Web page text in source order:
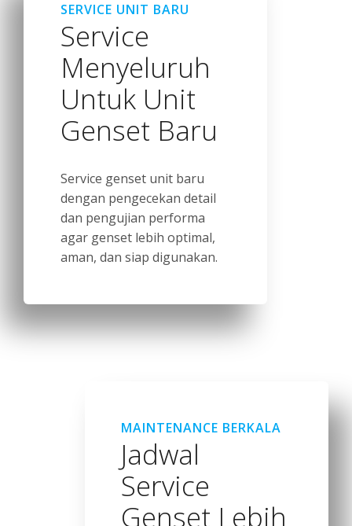
SERVICE UNIT BARU
Service
Menyeluruh
Untuk Unit
Genset Baru
Service genset unit baru
dengan pengecekan detail
dan pengujian performa
agar genset lebih optimal,
aman, dan siap digunakan.
MAINTENANCE BERKALA
Jadwal
Service
Genset Lebih